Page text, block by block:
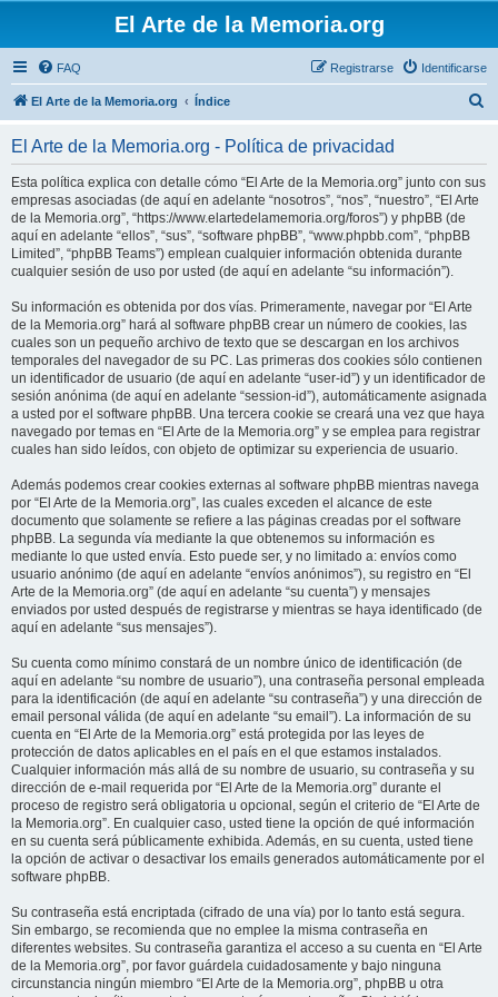
El Arte de la Memoria.org
FAQ Identificarse
Registrarse
El Arte de la Memoria.org Índice
El Arte de la Memoria.org - Política de privacidad
Esta política explica con detalle cómo “El Arte de la Memoria.org” junto con sus
empresas asociadas (de aquí en adelante “nosotros”, “nos”, “nuestro”, “El Arte
de la Memoria.org”, “https://www.elartedelamemoria.org/foros”) y phpBB (de
aquí en adelante “ellos”, “sus”, “software phpBB”, “www.phpbb.com”, “phpBB
Limited”, “phpBB Teams”) emplean cualquier información obtenida durante
cualquier sesión de uso por usted (de aquí en adelante “su información”).
Su información es obtenida por dos vías. Primeramente, navegar por “El Arte
de la Memoria.org” hará al software phpBB crear un número de cookies, las
cuales son un pequeño archivo de texto que se descargan en los archivos
temporales del navegador de su PC. Las primeras dos cookies sólo contienen
un identificador de usuario (de aquí en adelante “user-id”) y un identificador de
sesión anónima (de aquí en adelante “session-id”), automáticamente asignada
a usted por el software phpBB. Una tercera cookie se creará una vez que haya
navegado por temas en “El Arte de la Memoria.org” y se emplea para registrar
cuales han sido leídos, con objeto de optimizar su experiencia de usuario.
Además podemos crear cookies externas al software phpBB mientras navega
por “El Arte de la Memoria.org”, las cuales exceden el alcance de este
documento que solamente se refiere a las páginas creadas por el software
phpBB. La segunda vía mediante la que obtenemos su información es
mediante lo que usted envía. Esto puede ser, y no limitado a: envíos como
usuario anónimo (de aquí en adelante “envíos anónimos”), su registro en “El
Arte de la Memoria.org” (de aquí en adelante “su cuenta”) y mensajes
enviados por usted después de registrarse y mientras se haya identificado (de
aquí en adelante “sus mensajes”).
Su cuenta como mínimo constará de un nombre único de identificación (de
aquí en adelante “su nombre de usuario”), una contraseña personal empleada
para la identificación (de aquí en adelante “su contraseña”) y una dirección de
email personal válida (de aquí en adelante “su email”). La información de su
cuenta en “El Arte de la Memoria.org” está protegida por las leyes de
protección de datos aplicables en el país en el que estamos instalados.
Cualquier información más allá de su nombre de usuario, su contraseña y su
dirección de e-mail requerida por “El Arte de la Memoria.org” durante el
proceso de registro será obligatoria u opcional, según el criterio de “El Arte de
la Memoria.org”. En cualquier caso, usted tiene la opción de qué información
en su cuenta será públicamente exhibida. Además, en su cuenta, usted tiene
la opción de activar o desactivar los emails generados automáticamente por el
software phpBB.
Su contraseña está encriptada (cifrado de una vía) por lo tanto está segura.
Sin embargo, se recomienda que no emplee la misma contraseña en
diferentes websites. Su contraseña garantiza el acceso a su cuenta en “El Arte
de la Memoria.org”, por favor guárdela cuidadosamente y bajo ninguna
circunstancia ningún miembro “El Arte de la Memoria.org”, phpBB u otra